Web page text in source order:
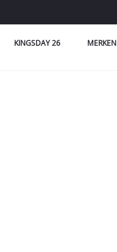
KINGSDAY 26 MERKEN